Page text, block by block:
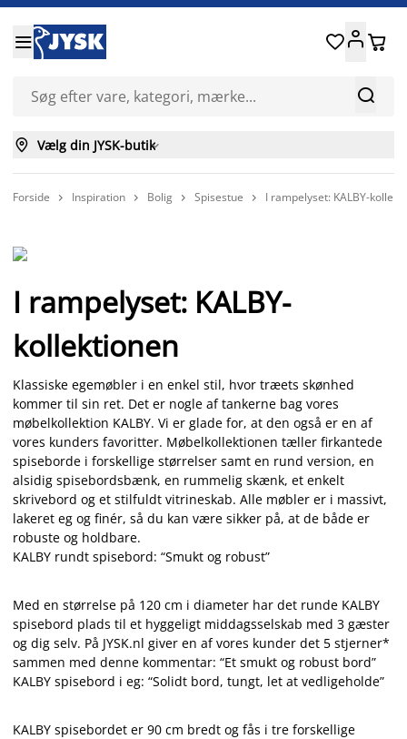


 
 Vælg din JYSK-butik
Forside  Inspiration  Bolig  Spisestue  I rampelyset: KALBY-
I rampelyset: KALBY-
kollektionen
Klassiske egemøbler i en enkel stil, hvor træets skønhed
kommer til sin ret. Det er nogle af tankerne bag vores
møbelkollektion KALBY. Vi er glade for, at den også er en af
vores kunders favoritter. Møbelkollektionen tæller firkantede
spiseborde i forskellige størrelser samt en rund version, en
alsidig spisebordsbænk, en rummelig skænk, et enkelt
skrivebord og et stilfuldt vitrineskab. Alle møbler er i massivt,
lakeret eg og finér, så du kan være sikker på, at de både er
robuste og holdbare.
KALBY rundt spisebord: “Smukt og robust”
Med en størrelse på 120 cm i diameter har det runde KALBY
spisebord plads til et hyggeligt middagsselskab med 3 gæster
og dig selv. På JYSK.nl giver en af vores kunder det 5 stjerner*
sammen med denne kommentar: “Et smukt og robust bord”
KALBY spisebord i eg: “Solidt bord, tungt, let at vedligeholde”
KALBY spisebordet er 90 cm bredt og fås i tre forskellige